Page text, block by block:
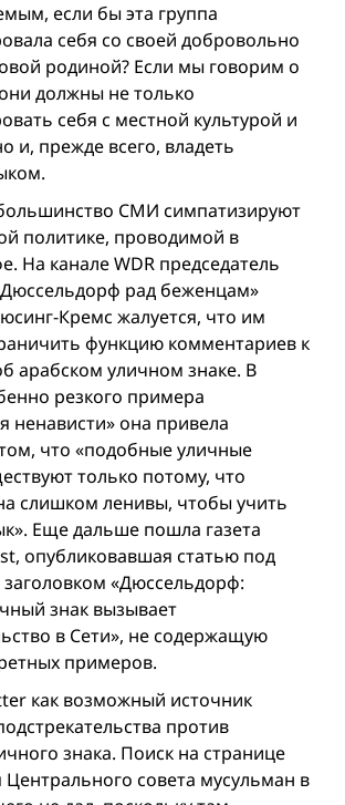
если бы эта группа
себя со своей добровольно
родиной? Если мы говорим о
должны не только
себя с местной культурой и
и, прежде всего, владеть
СМИ симпатизируют
политике, проводимой в
На канале WDR председатель
рад беженцам»
Кремс жалуется, что им
функцию комментариев к
арабском уличном знаке. В
резкого примера
ненависти» она привела
что «подобные уличные
только потому, что
слишком ленивы, чтобы учить
Еще дальше пошла газета
опубликовавшая статью под
«Дюссельдорф:
знак вызывает
в Сети», не содержащую
примеров.
как возможный источник
против
знака. Поиск на странице
Центрального совета мусульман в